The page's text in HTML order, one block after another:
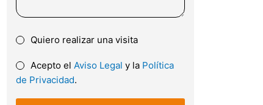
161
Quiero realizar una visita
Acepto el Aviso Legal y la Política
de Privacidad.